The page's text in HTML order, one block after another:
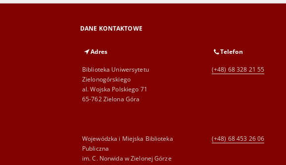
DANE KONTAKTOWE
Adres
Biblioteka Uniwersytetu
Zielonogórskiego
al. Wojska Polskiego 71
65-762 Zielona Góra
Telefon
(+48) 68 328 21 55
Wojewódzka i Miejska Biblioteka
Publiczna
im. C. Norwida w Zielonej Górze
(+48) 68 453 26 06